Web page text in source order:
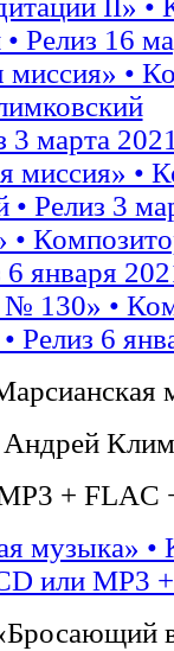
•
3 марта
6 января
+ FLAC